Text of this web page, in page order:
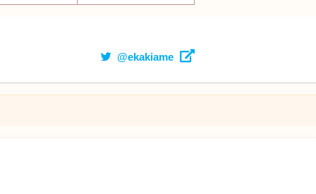
@ekakiame